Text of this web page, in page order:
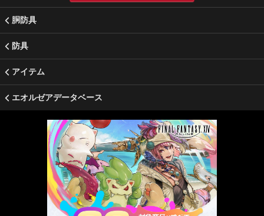
胴防具
防具
アイテム
エオルゼアデータベース